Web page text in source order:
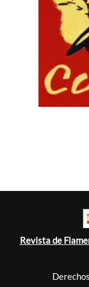
Revista de